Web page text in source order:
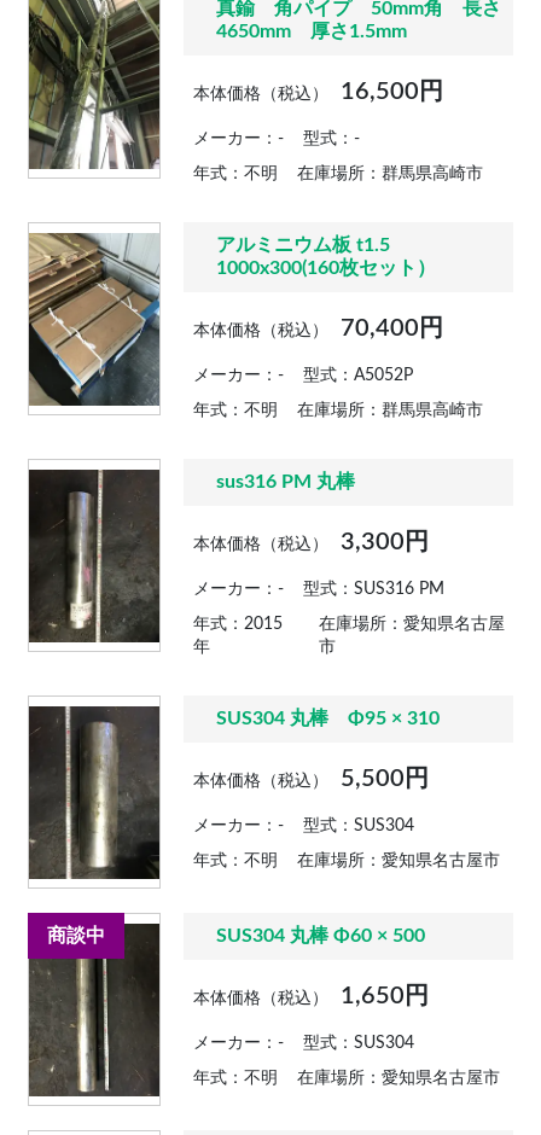
真鍮 角パイプ 50mm角 長さ
4650mm 厚さ1.5mm
本体価格（税込） 16,500円
メーカー：- 型式：-
年式：不明 在庫場所：群馬県高崎市
アルミニウム板 t1.5
1000x300(160枚セット）
本体価格（税込） 70,400円
メーカー：- 型式：A5052P
年式：不明 在庫場所：群馬県高崎市
sus316 PM 丸棒
本体価格（税込） 3,300円
メーカー：- 型式：SUS316 PM
年式：2015
年
在庫場所：愛知県名古屋
市
SUS304 丸棒 Φ95 × 310
本体価格（税込） 5,500円
メーカー：- 型式：SUS304
年式：不明 在庫場所：愛知県名古屋市
商談中 SUS304 丸棒 Φ60 × 500
本体価格（税込） 1,650円
メーカー：- 型式：SUS304
年式：不明 在庫場所：愛知県名古屋市